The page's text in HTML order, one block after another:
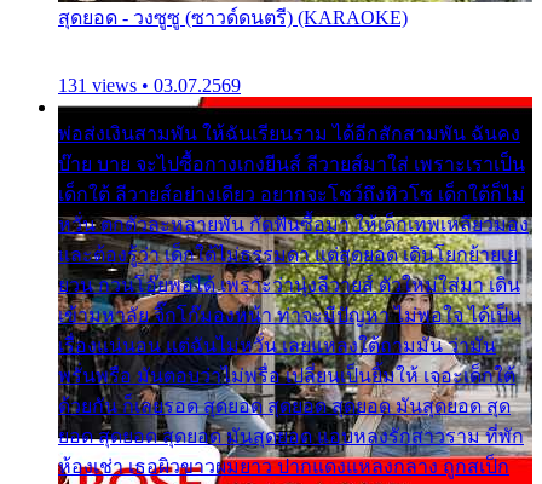
สุดยอด - วงซูซู (ซาวด์ดนตรี) (KARAOKE)
131 views • 03.07.2569
พ่อส่งเงินสามพัน ให้ฉันเรียนราม ได้อีกสักสามพัน ฉันคง
บ๊าย บาย จะไปซื้อกางเกงยีนส์ ลีวายส์มาใส่ เพราะเราเป็น
เด็กใต้ ลีวายส์อย่างเดียว อยากจะโชว์ถึงหิวโซ เด็กใต้ก็ไม่
หวั่น ตกตัวละหลายพัน กัดฟันซื้อมา ให้เด็กเทพเหลียวมอง
และต้องรู้ว่า เด็กใต้ไม่ธรรมดา แต่สุดยอด เดินโยกย้ายเย
ยวน กวนโอ๊ยพอได้ เพราะว่านุ่งลีวายส์ ตัวใหม่ใส่มา เดิน
เข้ามหาลัย จิ๊กโก๊มองหน้า ท่าจะมีปัญหา ไม่พอใจ ได้เป็น
เรื่องแน่นอน แต่ฉันไม่หวั่น เลยแหลงใต้ถามมัน ว่ามัน
พรั่นพรือ มันตอบว่าไม่พรื่อ เปลี่ยนเป็นยิ้มให้ เจอะเด็กใต้
ด้วยกัน ก็เลยรอด สุดยอด สุดยอด สุดยอด มันสุดยอด สุด
ยอด สุดยอด สุดยอด มันสุดยอด แอบหลงรักสาวราม ที่พัก
ห้องเช่า เธอผิวขาวผมยาว ปากแดงแหลงกลาง ถูกสเป็ก